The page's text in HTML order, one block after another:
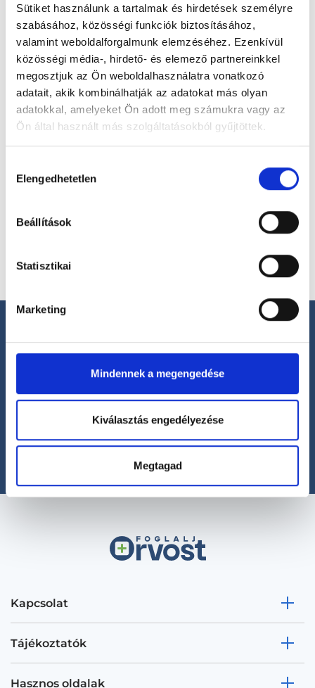
Sütiket használunk a tartalmak és hirdetések személyre
szabásához, közösségi funkciók biztosításához,
valamint weboldalforgalmunk elemzéséhez. Ezenkívül
közösségi média-, hirdető- és elemező partnereinkkel
megosztjuk az Ön weboldalhasználatra vonatkozó
adatait, akik kombinálhatják az adatokat más olyan
adatokkal, amelyeket Ön adott meg számukra vagy az
Ön által használt más szolgáltatásokból gyűjtöttek.
szabályzat:https://foglaljorvost.hu/info/foglaljorvost-
kiválasztása
Elengedhetetlen
Beállítások
Statisztikai
Marketing
Mindennek a megengedése
Kiválasztás engedélyezése
Megtagad
Foglalj időpontot megbízható
magánorvosokhoz most!
Válassz szakterületet
Válassz helyszínt
Segíthetünk?
+36 1 700-1398
(H-P: 8:00-20:00)
office@foglaljorvost.hu
Kapcsolat
Tájékoztatók
Hasznos oldalak